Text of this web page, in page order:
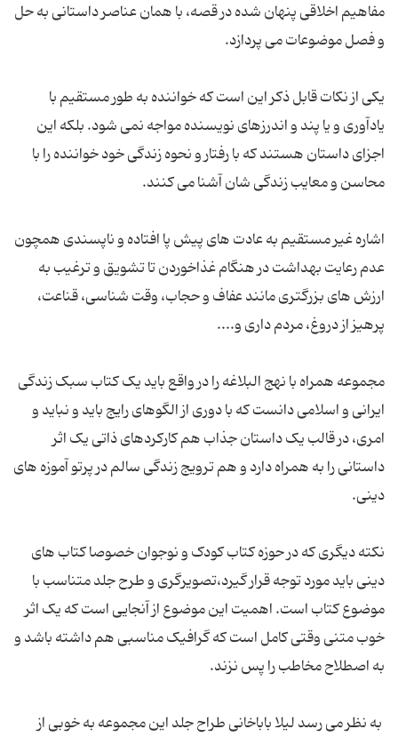
مفاهیم اخلاقی پنهان شده در قصه، با همان عناصر داستانی به حل
و فصل موضوعات می پردازد.
یکی از نکات قابل ذکر این است که خواننده به طور مستقیم با
یادآوری و یا پند و اندرزهای نویسنده مواجه نمی شود. بلکه این
اجزای داستان هستند که با رفتار و نحوه زندگی خود خواننده را با
محاسن و معایب زندگی شان آشنا می کنند.
اشاره غیر مستقیم به عادت های پیش پا افتاده و ناپسندی همچون
عدم رعایت بهداشت در هنگام غذاخوردن تا تشویق و ترغیب به
ارزش های بزرگتری مانند عفاف و حجاب، وقت شناسی، قناعت،
پرهیز از دروغ، مردم داری و....
مجموعه همراه با نهج البلاغه را در واقع باید یک کتاب سبک زندگی
ایرانی و اسلامی دانست که با دوری از الگوهای رایج باید و نباید و
امری، در قالب یک داستان جذاب هم کارکردهای ذاتی یک اثر
داستانی را به همراه دارد و هم ترویج زندگی سالم در پرتو آموزه های
دینی.
نکته دیگری که در حوزه کتاب کودک و نوجوان خصوصا کتاب های
دینی باید مورد توجه قرار گیرد،تصویرگری و طرح جلد متناسب با
موضوع کتاب است. اهمیت این موضوع از آنجایی است که یک اثر
خوب متنی وقتی کامل است که گرافیک مناسبی هم داشته باشد و
به اصطلاح مخاطب را پس نزند.
به نظر می رسد لیلا باباخانی طراح جلد این مجموعه به خوبی از